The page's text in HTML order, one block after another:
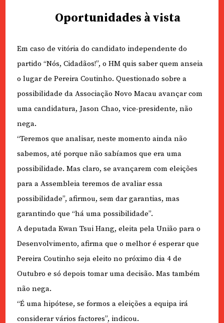
Oportunidades à vista
Em caso de vitória do candidato independente do
partido “Nós, Cidadãos!”, o HM quis saber quem anseia
o lugar de Pereira Coutinho. Questionado sobre a
possibilidade da Associação Novo Macau avançar com
uma candidatura, Jason Chao, vice-presidente, não
nega.
“Teremos que analisar, neste momento ainda não
sabemos, até porque não sabíamos que era uma
possibilidade. Mas claro, se avançarem com eleições
para a Assembleia teremos de avaliar essa
possibilidade”, afirmou, sem dar garantias, mas
garantindo que “há uma possibilidade”.
A deputada Kwan Tsui Hang, eleita pela União para o
Desenvolvimento, afirma que o melhor é esperar que
Pereira Coutinho seja eleito no próximo dia 4 de
Outubro e só depois tomar uma decisão. Mas também
não nega.
“É uma hipótese, se formos a eleições a equipa irá
considerar vários factores”, indicou.